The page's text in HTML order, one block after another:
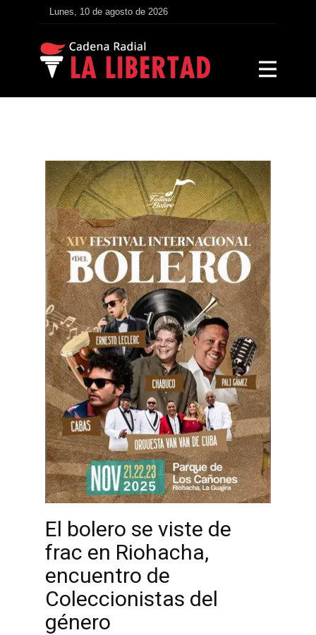
Lunes, 10 de agosto de 2026
El bolero se viste de
frac en Riohacha,
encuentro de
Coleccionistas del
género